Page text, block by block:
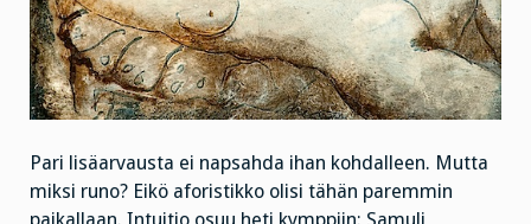
Pari lisäarvausta ei napsahda ihan kohdalleen. Mutta
miksi runo? Eikö aforistikko olisi tähän paremmin